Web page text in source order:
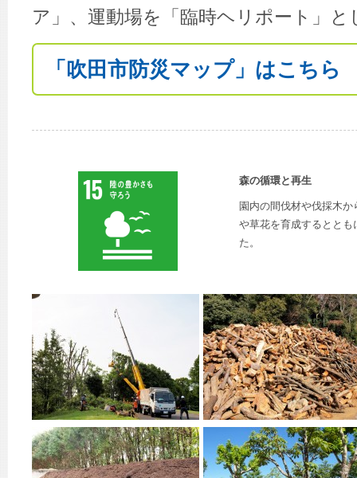
ア」、運動場を「臨時ヘリポート」
「吹田市防災マップ」はこちら
森の循環と再生
園内の間伐材や伐採木
や草花を育成するとと
た。